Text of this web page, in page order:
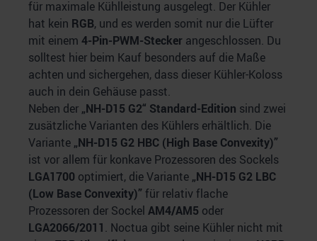
für maximale Kühlleistung ausgelegt. Der Kühler
hat kein RGB, und es werden somit nur die Lüfter
mit einem 4-Pin-PWM-Stecker angeschlossen. Du
solltest hier beim Kauf besonders auf die Maße
achten und sichergehen, dass dieser Kühler-Koloss
auch in dein Gehäuse passt.
Neben der „NH-D15 G2“ Standard-Edition sind zwei
zusätzliche Varianten des Kühlers erhältlich. Die
Variante „NH-D15 G2 HBC (High Base Convexity)”
ist vor allem für konkave Prozessoren des Sockels
LGA1700 optimiert, die Variante „NH-D15 G2 LBC
(Low Base Convexity)”für relativ flache
Prozessoren der Sockel AM4/AM5 oder
LGA2066/2011. Noctua gibt seine Kühler nicht mit